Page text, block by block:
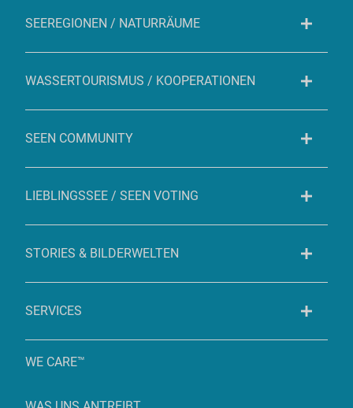
SEEREGIONEN / NATURRÄUME
WASSERTOURISMUS / KOOPERATIONEN
SEEN COMMUNITY
LIEBLINGSSEE / SEEN VOTING
STORIES & BILDERWELTEN
SERVICES
WE CARE™